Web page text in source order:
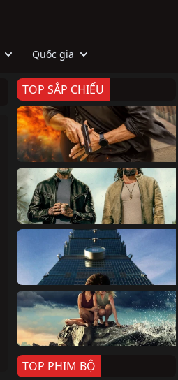
Quốc gia
TOP SẮP CHIẾU
TOP PHIM BỘ